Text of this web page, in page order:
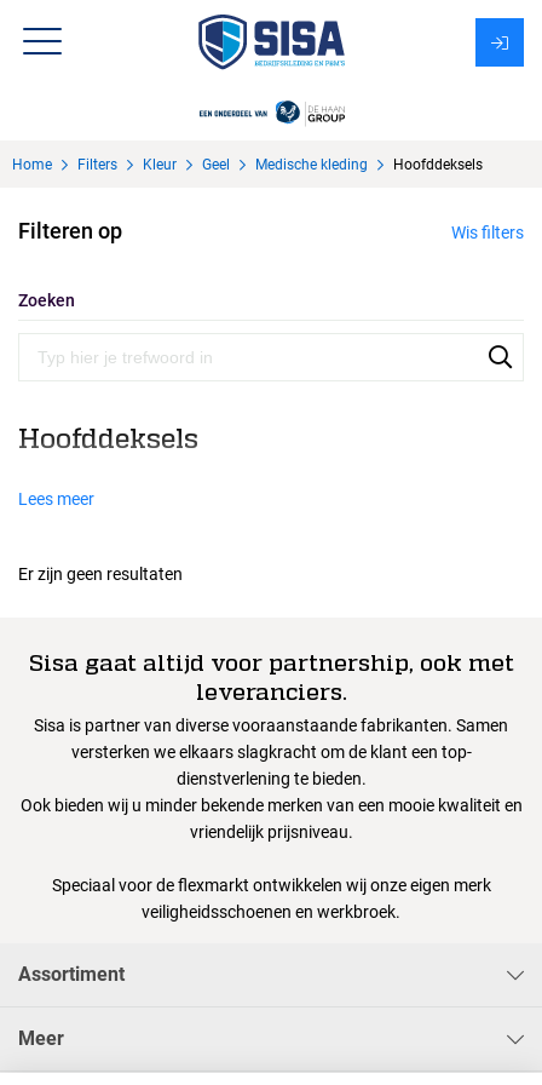
Over Sisa
KMS
Uitzendbureau?
Home Filters Kleur Geel Medische kleding Hoofddeksels
Filteren op Wis filters
Zoeken
Hoofddeksels
Lees meer
Er zijn geen resultaten
Sisa gaat altijd voor partnership, ook met
leveranciers.
Sisa is partner van diverse vooraanstaande fabrikanten. Samen
versterken we elkaars slagkracht om de klant een top-
dienstverlening te bieden.
Ook bieden wij u minder bekende merken van een mooie kwaliteit en
vriendelijk prijsniveau.
Speciaal voor de flexmarkt ontwikkelen wij onze eigen merk
veiligheidsschoenen en werkbroek.
Assortiment
Meer